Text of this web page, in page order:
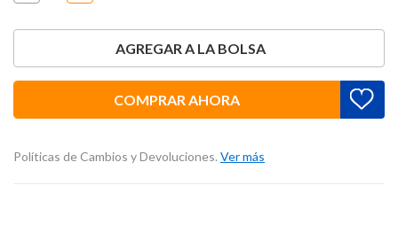
AGREGAR A LA BOLSA
COMPRAR AHORA
Políticas de Cambios y Devoluciones. Ver más